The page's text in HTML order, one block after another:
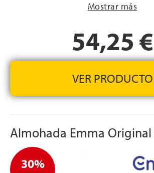
día, permitiendo así un mejor descanso y
también anti-hongos y anti-bacteriano
ENTREGA EXPRÉS 24H/72H: En todas las
disponibles en stock.
+/- 14 cm
Mostrar más
54,25 €
VER PRODUCTO
Almohada Emma
30%